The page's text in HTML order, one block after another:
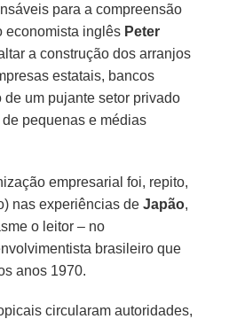
para a compreensão
economista inglês Peter
a construção dos arranjos
estatais, bancos
um pujante setor privado
de pequenas e médias
empresarial foi, repito,
nas experiências deJapão,
o leitor – no
brasileiro que
anos 1970.
circularam autoridades,